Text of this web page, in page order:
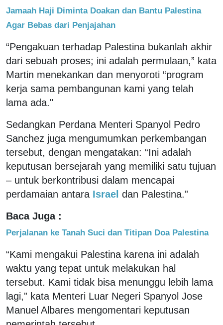
Jamaah Haji Diminta Doakan dan Bantu Palestina
Agar Bebas dari Penjajahan
“Pengakuan terhadap Palestina bukanlah akhir
dari sebuah proses; ini adalah permulaan,” kata
Martin menekankan dan menyoroti “program
kerja sama pembangunan kami yang telah
lama ada."
Sedangkan Perdana Menteri Spanyol Pedro
Sanchez juga mengumumkan perkembangan
tersebut, dengan mengatakan: “Ini adalah
keputusan bersejarah yang memiliki satu tujuan
– untuk berkontribusi dalam mencapai
perdamaian antara Israel dan Palestina.”
Baca Juga :
Perjalanan ke Tanah Suci dan Titipan Doa Palestina
“Kami mengakui Palestina karena ini adalah
waktu yang tepat untuk melakukan hal
tersebut. Kami tidak bisa menunggu lebih lama
lagi,” kata Menteri Luar Negeri Spanyol Jose
Manuel Albares mengomentari keputusan